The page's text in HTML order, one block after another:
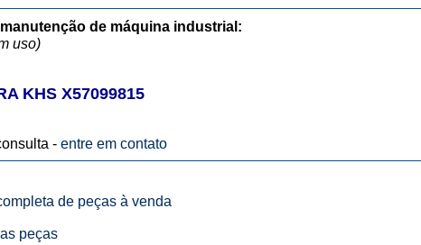
de máquina industrial:
uso)
KHS X57099815
- entre em contato
de peças à venda
peças